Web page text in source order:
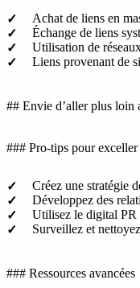
Achat de liens en
Échange de liens
Utilisation de
Liens provenant de
## Envie d’aller plus loin
### Pro-tips pour exceller
Créez une stratégie
Développez des
Utilisez le digital PR
Surveillez et
### Ressources avancées